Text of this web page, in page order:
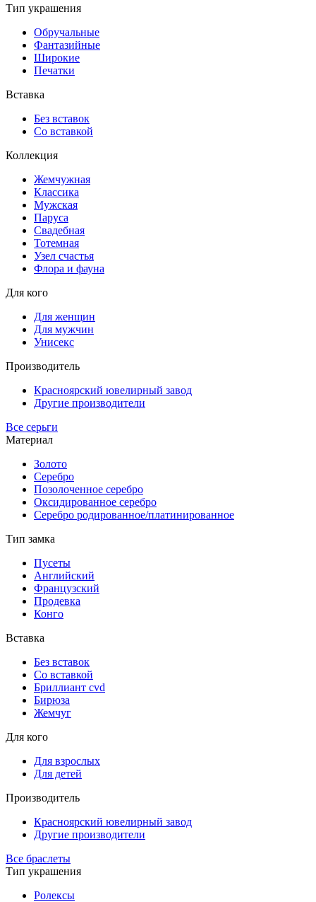
Тип украшения
Обручальные
Фантазийные
Широкие
Печатки
Вставка
Без вставок
Со вставкой
Коллекция
Жемчужная
Классика
Мужская
Паруса
Свадебная
Тотемная
Узел счастья
Флора и фауна
Для кого
Для женщин
Для мужчин
Унисекс
Производитель
Красноярский ювелирный завод
Другие производители
Все серьги
Материал
Золото
Серебро
Позолоченное серебро
Оксидированное серебро
Серебро родированное/платинированное
Тип замка
Пусеты
Английский
Французский
Продевка
Конго
Вставка
Без вставок
Со вставкой
Бриллиант cvd
Бирюза
Жемчуг
Для кого
Для взрослых
Для детей
Производитель
Красноярский ювелирный завод
Другие производители
Все браслеты
Тип украшения
Ролексы